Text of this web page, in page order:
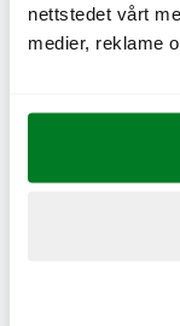
nettstedet vårt
medier, reklame
tilbud. Gyldig